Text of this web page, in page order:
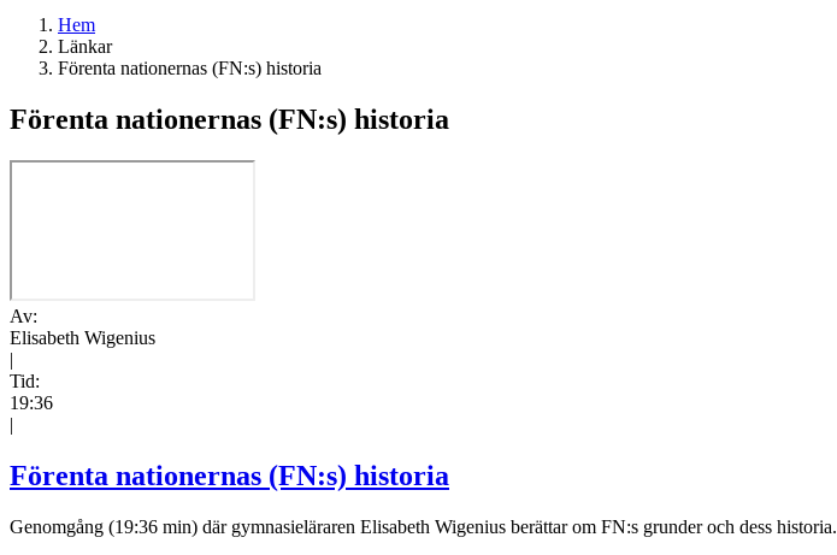
Hem
Länkar
Förenta nationernas (FN:s) historia
Förenta nationernas (FN:s) historia
Av:
Elisabeth Wigenius
|
Tid:
19:36
|
Förenta nationernas (FN:s) historia
Genomgång (19:36 min) där gymnasieläraren Elisabeth Wigenius berättar om FN:s grunder och dess historia.